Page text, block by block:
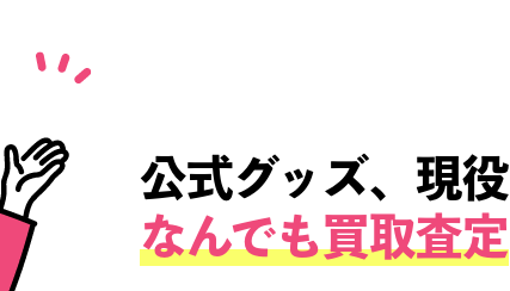
だけ♪
『宅配買取』